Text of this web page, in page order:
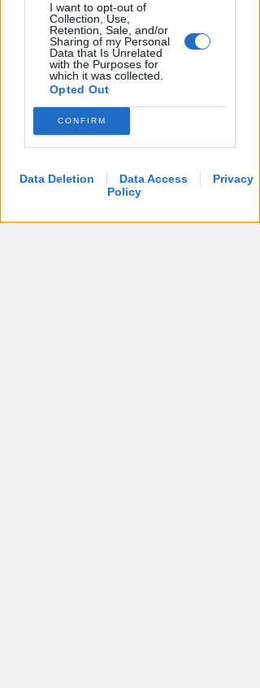
I want to opt-out of
Collection, Use,
Retention, Sale, and/or
Sharing of my Personal
Data that Is Unrelated
with the Purposes for
which it was collected.
Opted Out
CONFIRM
Data Deletion Data Access
Privacy
Policy
RICHIAMO AL COMUNE DI RIMINI
Consulenze per indennizzi a